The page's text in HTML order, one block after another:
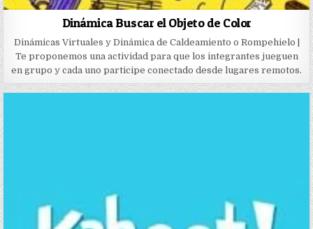
Dinámica Buscar el Objeto de Color
Dinámicas Virtuales y Dinámica de Caldeamiento o Rompehielo |
Te proponemos una actividad para que los integrantes jueguen
en grupo y cada uno participe conectado desde lugares remotos.